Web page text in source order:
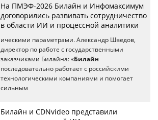
На ПМЭФ-2026 Билайн и Инфомаксимум
договорились развивать сотрудничество
в области ИИ и процессной аналитики
ическими параметрами. Александр Шведов,
директор по работе с государственными
заказчиками Билайна: «Билайн
последовательно работает с российскими
технологическими компаниями и помогает
сильным
Билайн и CDNvideo представили